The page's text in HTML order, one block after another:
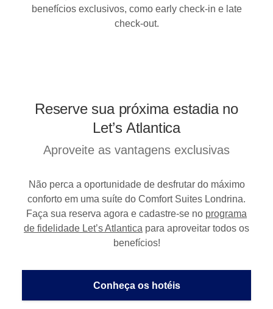
benefícios exclusivos, como early check-in e late
check-out.
Reserve sua próxima estadia no
Let’s Atlantica
Aproveite as vantagens exclusivas
Não perca a oportunidade de desfrutar do máximo
conforto em uma suíte do Comfort Suites Londrina.
Faça sua reserva agora e cadastre-se no programa
de fidelidade Let’s Atlantica para aproveitar todos os
benefícios!
Conheça os hotéis